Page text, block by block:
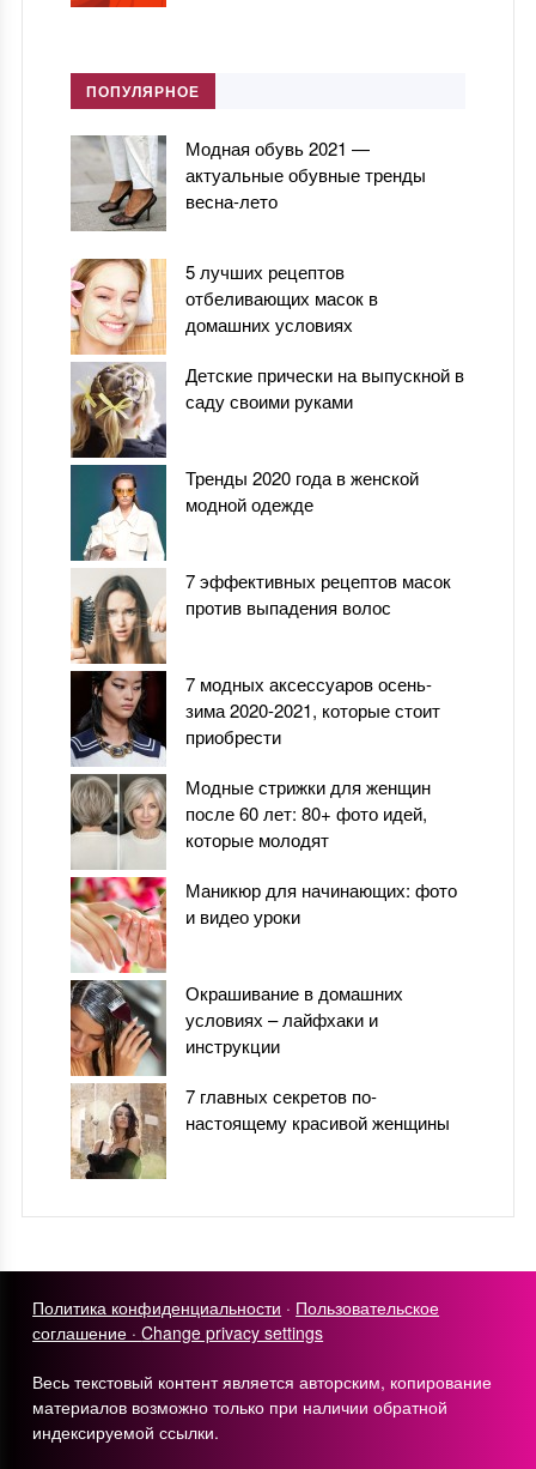
ПОПУЛЯРНОЕ
Модная обувь 2021 —
актуальные обувные тренды
весна-лето
5 лучших рецептов
отбеливающих масок в
домашних условиях
Детские прически на выпускной в
саду своими руками
Тренды 2020 года в женской
модной одежде
7 эффективных рецептов масок
против выпадения волос
7 модных аксессуаров осень-
зима 2020-2021, которые стоит
приобрести
Модные стрижки для женщин
после 60 лет: 80+ фото идей,
которые молодят
Маникюр для начинающих: фото
и видео уроки
Окрашивание в домашних
условиях – лайфхаки и
инструкции
7 главных секретов по-
настоящему красивой женщины
Политика конфиденциальности · Пользовательское
соглашение ·Change privacy settings
Весь текстовый контент является авторским, копирование
материалов возможно только при наличии обратной
индексируемой ссылки.